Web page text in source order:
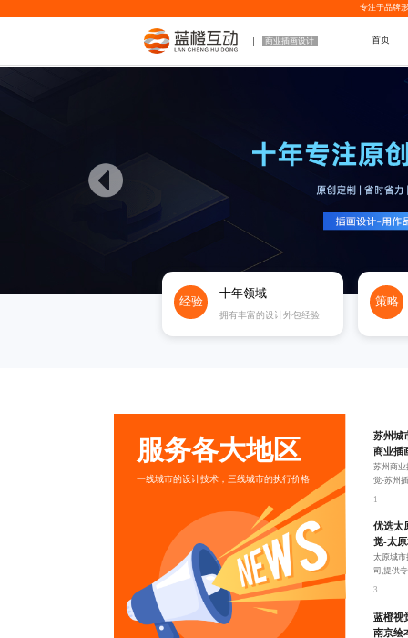
专注于品牌
商业插画设计 首页
经验
十年领域
拥有丰富的设计外包经验
策略
服务各大地区
一线城市的设计技术，三线城市的执行价格
苏州城
商业插
苏州商业
觉-苏州
告！
1
优选太
觉-太
太原城市
司,提供
全方位需
3
蓝橙视
南京绘